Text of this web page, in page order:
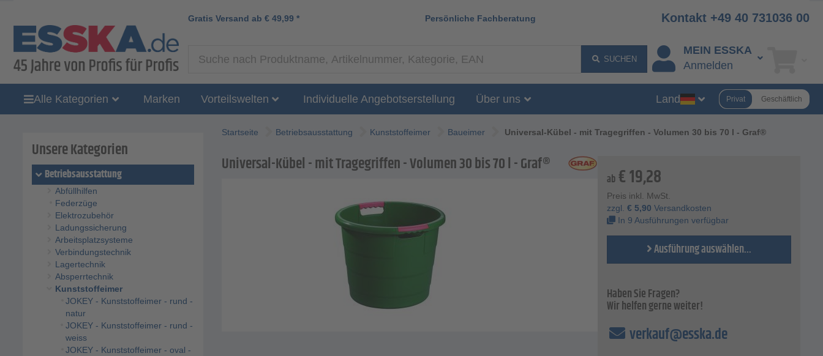
Gratis Versand ab € 49,99 * Persönliche Fachberatung Kontakt +49 40 731036 00
SUCHEN
MEIN ESSKA
Anmelden
Alle Kategorien Marken Vorteilswelten Individuelle Angebotserstellung Über uns Land Privat Geschäftlich
Unsere Kategorien
Betriebsausstattung
Abfüllhilfen
Federzüge
Elektrozubehör
Ladungssicherung
Arbeitsplatzsysteme
Verbindungstechnik
Lagertechnik
Absperrtechnik
Kunststoffeimer
JOKEY - Kunststoffeimer - rund -
natur
JOKEY - Kunststoffeimer - rund -
weiss
JOKEY - Kunststoffeimer - oval -
Startseite Betriebsausstattung Kunststoffeimer Baueimer Universal-Kübel - mit Tragegriffen - Volumen 30 bis 70 l - Graf®
Universal-Kübel - mit Tragegriffen - Volumen 30 bis 70 l - Graf®
ab €19,28
Preis inkl. MwSt.
zzgl.€ 5,90 Versandkosten
In 9 Ausführungen verfügbar
Ausführung auswählen...
Haben Sie Fragen?
Wir helfen gerne weiter!
verkauf@esska.de